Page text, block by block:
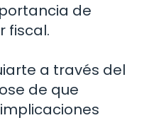
de
fiscal.
a través del
de que